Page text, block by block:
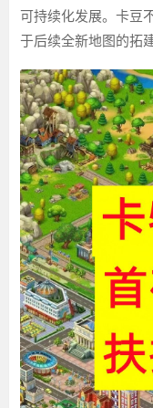
可持续化发展。卡豆
于后续全新地图的拓